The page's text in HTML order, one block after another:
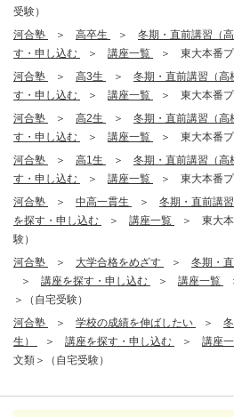
受験）
河合塾
高卒生 冬期・直前講習（高
す・申し込む
講座一覧
東大本番
河合塾
高3生 冬期・直前講習（高
す・申し込む
講座一覧
東大本番
河合塾
高2生 冬期・直前講習（高
す・申し込む
講座一覧
東大本番
河合塾
高1生 冬期・直前講習（高
す・申し込む
講座一覧
東大本番
河合塾
中高一貫生 冬期・直前講
を探す・申し込む
講座一覧
東大
験）
河合塾
大学合格をめざす
冬期・
講座を探す・申し込む
講座一覧
＞（自宅受験）
河合塾
学校の成績を伸ばしたい
生）
講座を探す・申し込む 講座
文類＞（自宅受験）